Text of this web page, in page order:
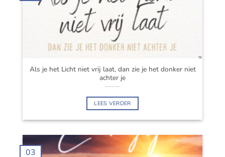
Als je het Licht niet vrij laat, dan zie je het donker niet
achter je
LEES VERDER
03